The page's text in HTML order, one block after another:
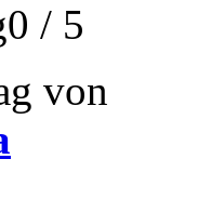
/ 5
von